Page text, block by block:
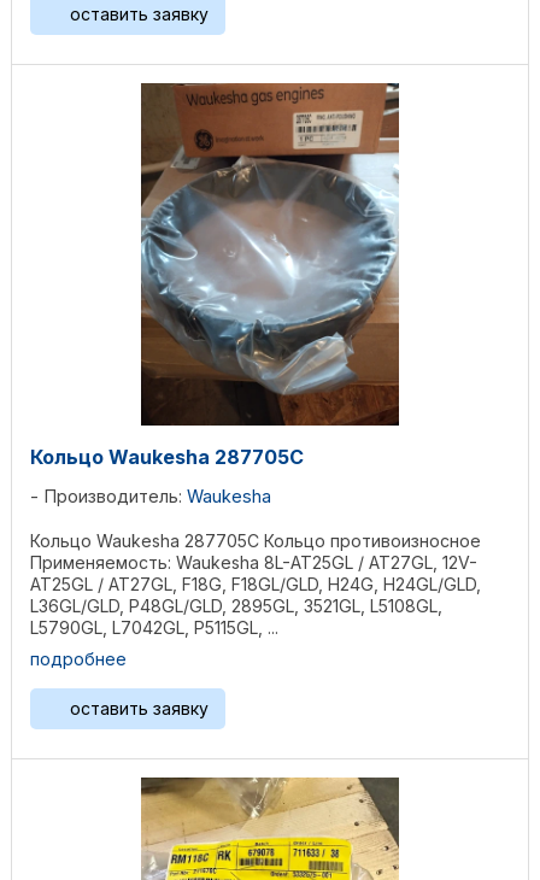
оставить заявку
Кольцо Waukesha 287705C
Производитель: Waukesha
Кольцо Waukesha 287705C Кольцо противоизносное
Применяемость: Waukesha 8L-AT25GL / AT27GL, 12V-
AT25GL / AT27GL, F18G, F18GL/GLD, H24G, H24GL/GLD,
L36GL/GLD, P48GL/GLD, 2895GL, 3521GL, L5108GL,
L5790GL, L7042GL, P5115GL, ...
подробнее
оставить заявку